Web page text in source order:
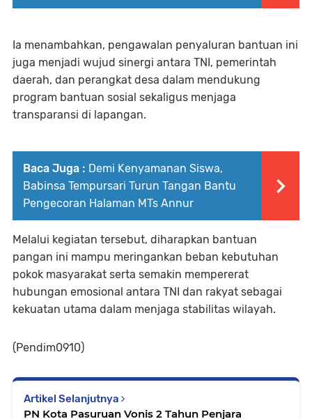
Ia menambahkan, pengawalan penyaluran bantuan ini
juga menjadi wujud sinergi antara TNI, pemerintah
daerah, dan perangkat desa dalam mendukung
program bantuan sosial sekaligus menjaga
transparansi di lapangan.
Baca Juga : Demi Kenyamanan Siswa,
Babinsa Tempursari Turun Tangan Bantu
Pengecoran Halaman MTs Annur
Melalui kegiatan tersebut, diharapkan bantuan
pangan ini mampu meringankan beban kebutuhan
pokok masyarakat serta semakin mempererat
hubungan emosional antara TNI dan rakyat sebagai
kekuatan utama dalam menjaga stabilitas wilayah.
(Pendim0910)
Artikel Selanjutnya
PN Kota Pasuruan Vonis 2 Tahun Penjara